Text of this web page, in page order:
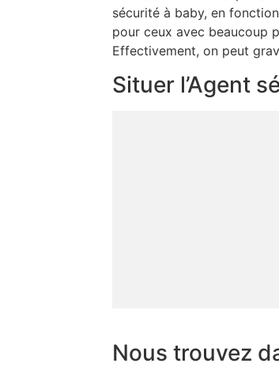
sécurité à baby, en
pour ceux avec beaucoup
Effectivement, on peut
Situer l’Agent
Nous trouvez